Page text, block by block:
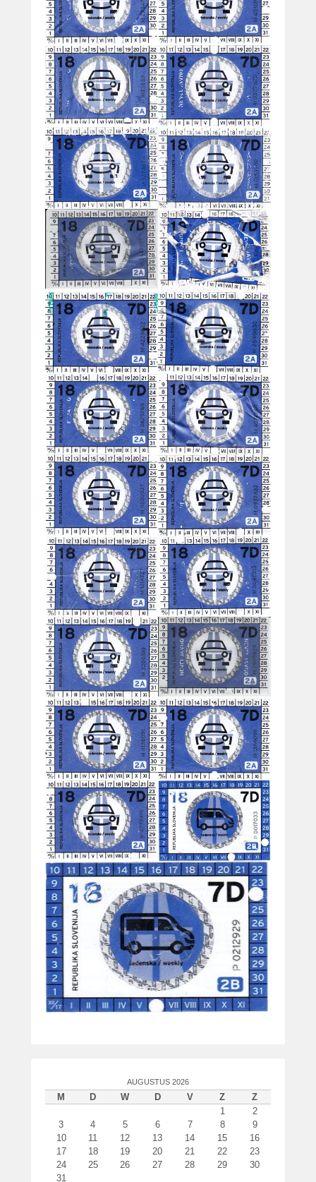
AUGUSTUS 2026
M D W D V Z
Z
1
2
3
4 5 6 7 8
9
10
11 12 13 14 15
16
17
18 19 20 21 22
23
24
25 26 27 28 29
30
31